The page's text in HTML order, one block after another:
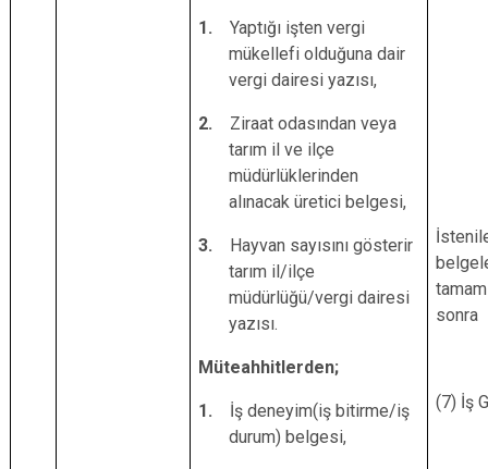
1. Yaptığı işten vergi
mükellefi olduğuna dair
vergi dairesi yazısı,
2. Ziraat odasından veya
tarım il ve ilçe
müdürlüklerinden
alınacak üretici belgesi,
3. Hayvan sayısını gösterir
tarım il/ilçe
müdürlüğü/vergi dairesi
yazısı.
Müteahhitlerden;
1. İş deneyim(iş bitirme/iş
durum) belgesi,
sonra
(7) İş